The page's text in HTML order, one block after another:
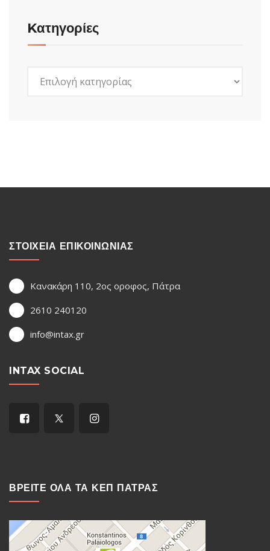
Kατηγορίες
ΣΤΟΙΧΕΙΑ ΕΠΙΚΟΙΝΩΝΙΑΣ
Κανακάρη 110, 2ος οροφος, Πάτρα
2610 240120
info@intax.gr
INTAX SOCIAL
ΒΡΕΙΤΕ ΟΛΑ ΤΑ ΚΕΠ ΠΑΤΡΑΣ